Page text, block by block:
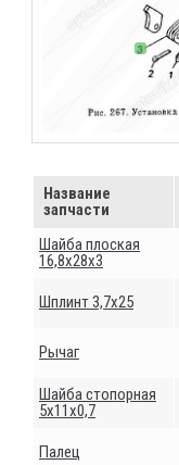
Название
запчасти
Шайба плоская
16,8х28х3
Шплинт 3,7х25
Рычаг
Шайба стопорная
5х11х0,7
Палец